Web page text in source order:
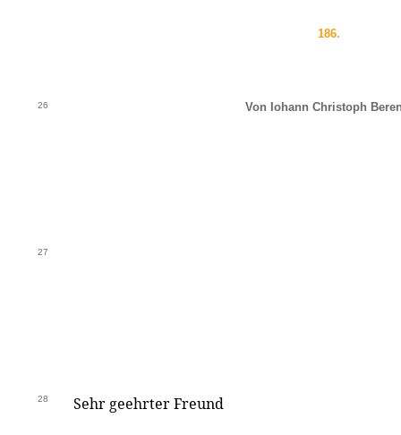
186.
26 Von Iohann Christoph
27
28 Sehr geehrter Freund